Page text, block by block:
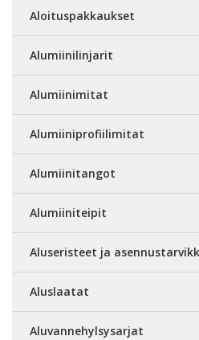
Aloituspakkaukset
Alumiinilinjarit
Alumiinimitat
Alumiiniprofiilimitat
Alumiinitangot
Alumiiniteipit
Aluseristeet ja
Aluslaatat
Aluvannehylsysarjat